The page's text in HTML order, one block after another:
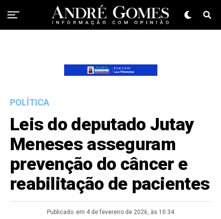
POLÍTICA
Leis do deputado Jutay
Meneses asseguram
prevenção do câncer e
reabilitação de pacientes
Publicado em 4 de fevereiro de 2026, às 10:34